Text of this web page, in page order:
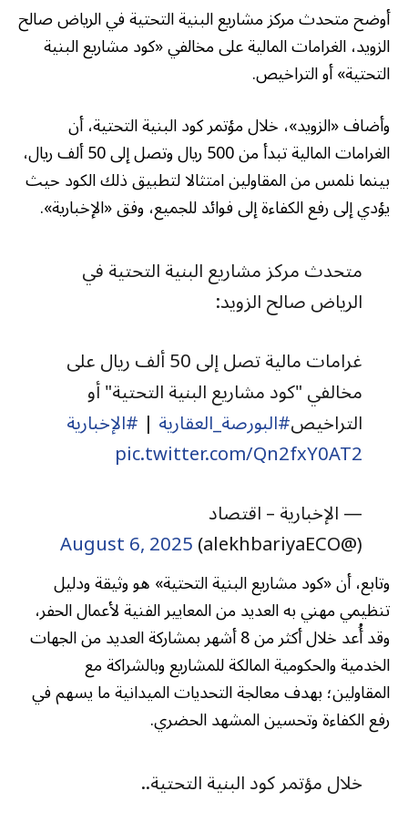
أوضح متحدث مركز مشاريع البنية التحتية في الرياض صالح
الزويد، الغرامات المالية على مخالفي «كود مشاريع البنية
التحتية» أو التراخيص.
وأضاف «الزويد»، خلال مؤتمر كود البنية التحتية، أن
الغرامات المالية تبدأ من 500 ريال وتصل إلى 50 ألف ريال،
بينما نلمس من المقاولين امتثالا لتطبيق ذلك الكود حيث
يؤدي إلى رفع الكفاءة إلى فوائد للجميع، وفق «الإخبارية».
متحدث مركز مشاريع البنية التحتية في
الرياض صالح الزويد:
غرامات مالية تصل إلى 50 ألف ريال على
مخالفي "كود مشاريع البنية التحتية" أو
التراخيص#البورصة_العقارية | #الإخبارية
pic.twitter.com/Qn2fxY0AT2
— الإخبارية – اقتصاد
(@alekhbariyaECO)
August 6, 2025
وتابع، أن «كود مشاريع البنية التحتية» هو وثيقة ودليل
تنظيمي مهني به العديد من المعايير الفنية لأعمال الحفر،
وقد أُعد خلال أكثر من 8 أشهر بمشاركة العديد من الجهات
الخدمية والحكومية المالكة للمشاريع وبالشراكة مع
المقاولين؛ بهدف معالجة التحديات الميدانية ما يسهم في
رفع الكفاءة وتحسين المشهد الحضري.
خلال مؤتمر كود البنية التحتية..